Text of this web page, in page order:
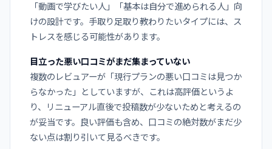
「動画で学びたい人」「基本は自分で進められる人」向
けの設計です。手取り足取り教わりたいタイプには、ス
トレスを感じる可能性があります。
目立った悪い口コミがまだ集まっていない
複数のレビュアーが「現行プランの悪い口コミは見つか
らなかった」としていますが、これは高評価というよ
り、リニューアル直後で投稿数が少ないためと考えるの
が妥当です。良い評価も含め、口コミの絶対数がまだ少
ない点は割り引いて見るべきです。